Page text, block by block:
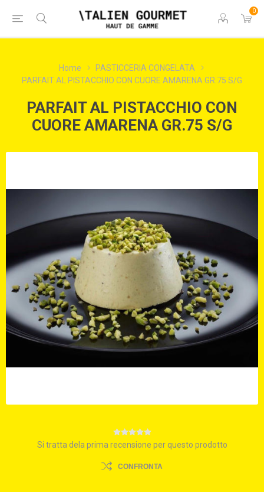
0
Home
PASTICCERIA CONGELATA
PARFAIT AL PISTACCHIO CON CUORE AMARENA GR.75 S/G
PARFAIT AL PISTACCHIO CON
CUORE AMARENA GR.75 S/G
Si tratta dela prima recensione per questo prodotto
CONFRONTA